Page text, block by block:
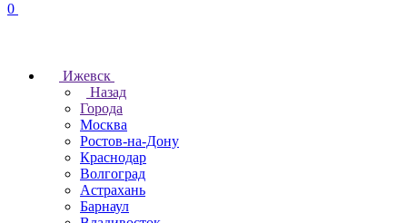
0
Ижевск
Назад
Города
Москва
Ростов-на-Дону
Краснодар
Волгоград
Астрахань
Барнаул